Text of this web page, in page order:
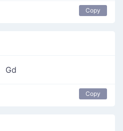
Copy
Gd
Copy